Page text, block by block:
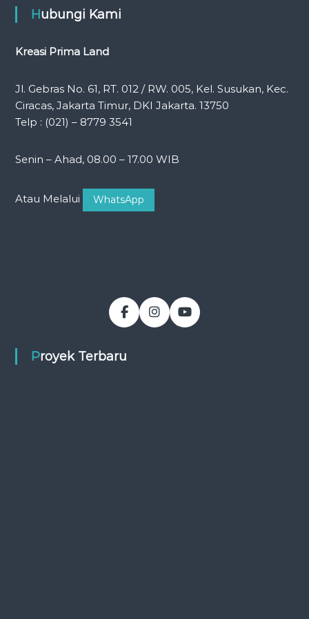
Hubungi Kami
Kreasi Prima Land
Jl. Gebras No. 61, RT. 012 / RW. 005, Kel. Susukan, Kec.
Ciracas, Jakarta Timur, DKI Jakarta. 13750
Telp : (021) – 8779 3541
Senin – Ahad, 08.00 – 17.00 WIB
Atau Melalui WhatsApp
Proyek Terbaru